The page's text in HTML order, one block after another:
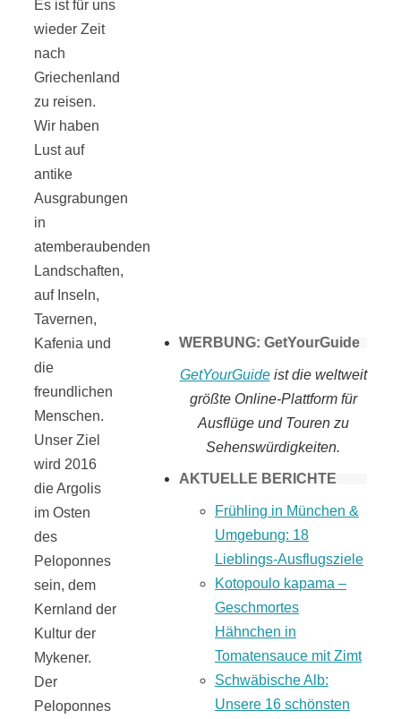
Es ist für uns
wieder Zeit
nach
Griechenland
zu reisen.
Wir haben
Lust auf
antike
Ausgrabungen
in
atemberaubenden
Landschaften,
auf Inseln,
Tavernen,
Kafenia und
die
freundlichen
Menschen.
Unser Ziel
wird 2016
die Argolis
im Osten
des
Peloponnes
sein, dem
Kernland der
Kultur der
Mykener.
Der
Peloponnes
WERBUNG: GetYourGuide
GetYourGuideist die weltweit
größte Online-Plattform für
Ausflüge und Touren zu
Sehenswürdigkeiten.
AKTUELLE BERICHTE
Frühling in München &
Umgebung: 18
Lieblings-Ausflugsziele
Kotopoulo kapama –
Geschmortes
Hähnchen in
Tomatensauce mit Zimt
Schwäbische Alb:
Unsere 16 schönsten